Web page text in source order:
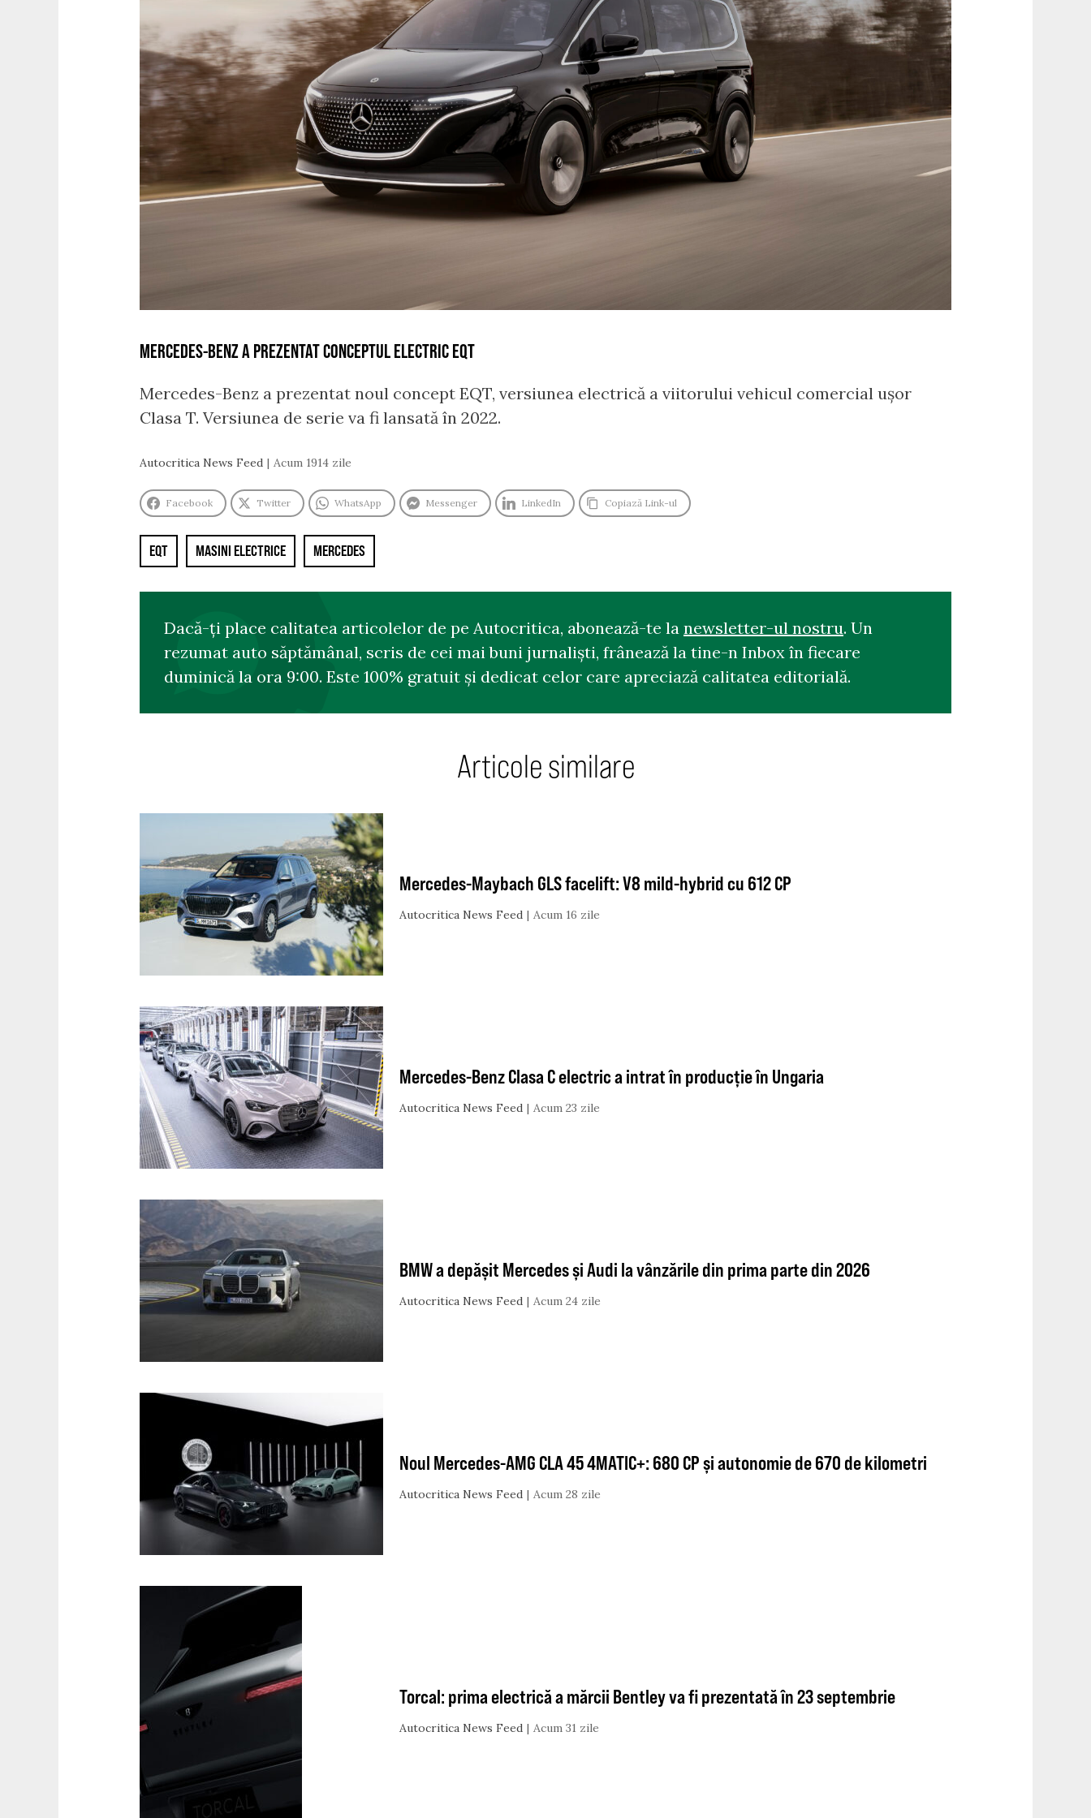
MERCEDES-BENZ A PREZENTAT CONCEPTUL ELECTRIC EQT
Mercedes-Benz a prezentat noul concept EQT, versiunea electrică a viitorului vehicul comercial ușor
Clasa T. Versiunea de serie va fi lansată în 2022.
Autocritica News Feed Acum 1914 zile
Facebook Twitter WhatsApp Messenger LinkedIn Copiază Link-ul
EQT MASINI ELECTRICE MERCEDES
Dacă-ți place calitatea articolelor de pe Autocritica, abonează-te la newsletter-ul nostru. Un
rezumat auto săptămânal, scris de cei mai buni jurnaliști, frânează la tine-n Inbox în fiecare
duminică la ora 9:00. Este 100% gratuit și dedicat celor care apreciază calitatea editorială.
Articole similare
Mercedes-Maybach GLS facelift: V8 mild-hybrid cu 612 CP
Autocritica News Feed Acum 16 zile
Mercedes-Benz Clasa C electric a intrat în producție în Ungaria
Autocritica News Feed Acum 23 zile
BMW a depășit Mercedes și Audi la vânzările din prima parte din 2026
Autocritica News Feed Acum 24 zile
Noul Mercedes-AMG CLA 45 4MATIC+: 680 CP și autonomie de 670 de kilometri
Autocritica News Feed Acum 28 zile
Torcal: prima electrică a mărcii Bentley va fi prezentată în 23 septembrie
Autocritica News Feed Acum 31 zile